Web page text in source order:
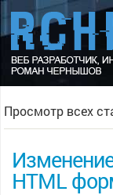
Просмотр всех
HTML